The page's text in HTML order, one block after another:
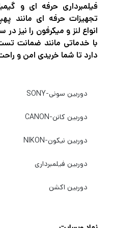
اگر در حرفه عکاسی
فعالیت هستید قطعاً
باکیفیت و مجهز برای
اگر میخواهید
فیلمبرداری،
با بهترین کیفیت و
سربزنید.
فیلمبرداری حرفه ای و
تجهیزات حرفه ای مانند
انواع لنز و میکرفون را نیز
با خدماتی مانند ضمانت
دارد تا شما خریدی امن و
دوربین سونی-SONY
دوربین کانن-CANON
دوربین نیکون-NIKON
دوربین فیلمبرداری
دوربین اکشن